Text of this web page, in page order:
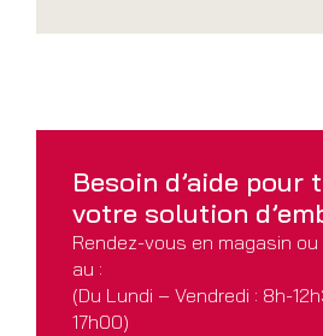
Besoin d’aide pour
votre solution
Rendez-vous en magasin
au :
(Du Lundi – Vendredi : 8h-
17h00)